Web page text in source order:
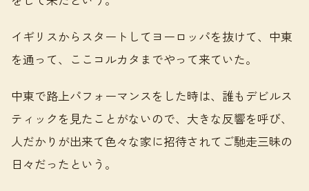
イギリスからスタートしてヨーロッパを抜けて、中東
を通って、ここコルカタまでやって来ていた。
中東で路上パフォーマンスをした時は、誰もデビルス
ティックを見たことがないので、大きな反響を呼び、
人だかりが出来て色々な家に招待されてご馳走三昧の
日々だったという。